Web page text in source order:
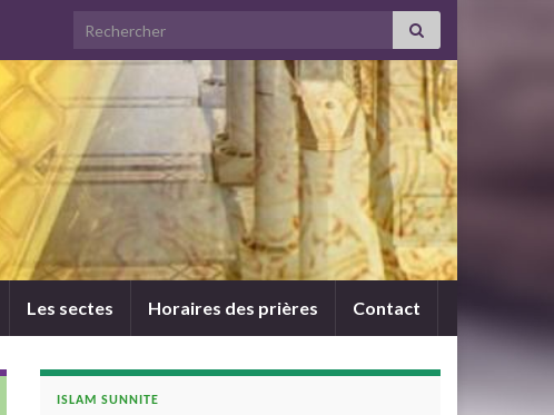
Search for:
Les sectes Horaires des prières Contact
ISLAM SUNNITE